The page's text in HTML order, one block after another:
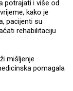
potrajati i više od
kako je
pacijenti su
rehabilitaciju
mišljenje
pomagala